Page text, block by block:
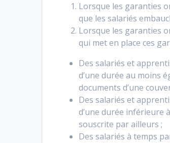
Lorsque les garanties
que les salariés
Lorsque les garanties
qui met en place ces
Des salariés et
d’une durée au moins
documents d’une
Des salariés et
d’une durée inférieure
souscrite par ailleurs ;
Des salariés à temps